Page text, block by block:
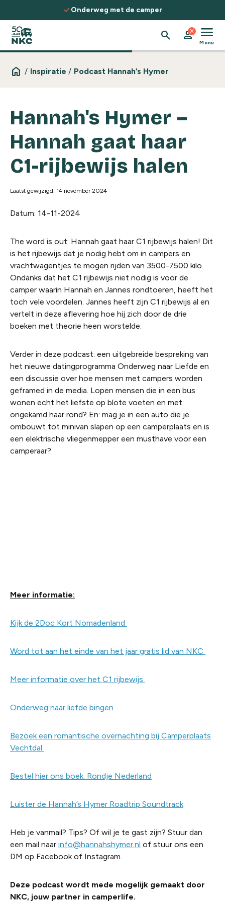
Spring naar de inhoud
checkOnderweg met de camper
search person
close menu
Menu
home / Inspiratie / Podcast Hannah’s Hymer
Hannah's Hymer –
Hannah gaat haar
C1-rijbewijs halen
Laatst gewijzigd: 14 november 2024
Datum: 14-11-2024
The word is out: Hannah gaat haar C1 rijbewijs halen! Dit
is het rijbewijs dat je nodig hebt om in campers en
vrachtwagentjes te mogen rijden van 3500-7500 kilo.
Ondanks dat het C1 rijbewijs niet nodig is voor de
camper waarin Hannah en Jannes rondtoeren, heeft het
toch vele voordelen. Jannes heeft zijn C1 rijbewijs al en
vertelt in deze aflevering hoe hij zich door de drie
boeken met theorie heen worstelde.
Verder in deze podcast: een uitgebreide bespreking van
het nieuwe datingprogramma Onderweg naar Liefde en
een discussie over hoe mensen met campers worden
geframed in de media. Lopen mensen die in een bus
wonen echt het liefste op blote voeten en met
ongekamd haar rond? En: mag je in een auto die je
ombouwt tot minivan slapen op een camperplaats en is
een elektrische vliegenmepper een musthave voor een
camperaar?
Meer informatie:
Kijk de 2Doc Kort Nomadenland
Word tot aan het einde van het jaar gratis lid van NKC
Meer informatie over het C1 rijbewijs
Onderweg naar liefde bingen
Bezoek een romantische overnachting bij Camperplaats
Vechtdal
Bestel hier ons boek: Rondje Nederland
Luister de Hannah’s Hymer Roadtrip Soundtrack
Heb je vanmail? Tips? Of wil je te gast zijn? Stuur dan
een mail naar info@hannahshymer.nl of stuur ons een
DM op Facebook of Instagram.
Deze podcast wordt mede mogelijk gemaakt door
NKC, jouw partner in camperlife.